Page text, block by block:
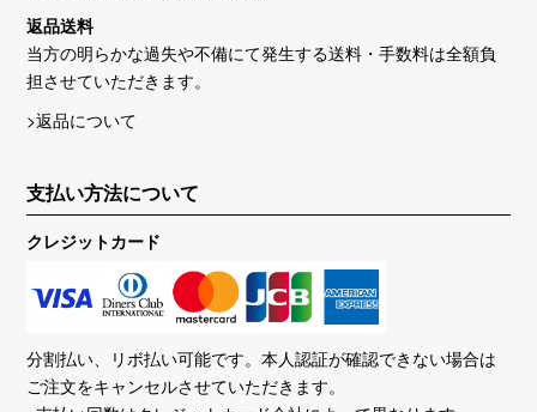
返品送料
当方の明らかな過失や不備にて発生する送料・手数料は全額負
担させていただきます。
>返品について
支払い方法について
クレジットカード
分割払い、リボ払い可能です。本人認証が確認できない場合は
ご注文をキャンセルさせていただきます。